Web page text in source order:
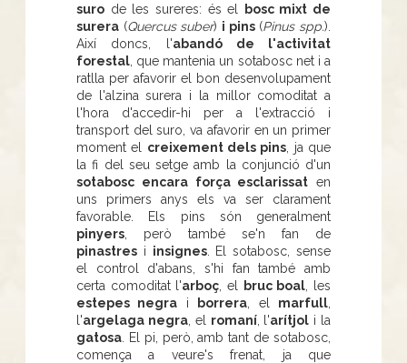
suro de les sureres: és el
bosc mixt de
surera (Quercus suber) i pins(Pinus spp.).
Així doncs, l'abandó de l'activitat
forestal , que mantenia un sotabosc net i a
ratlla per afavorir el bon desenvolupament
de l'alzina surera i la millor comoditat a
l'hora d'accedir-hi per a l'extracció i
transport del suro, va afavorir en un primer
moment el creixement dels pins , ja que
la fi del seu setge amb la conjunció d'un
sotabosc encara força esclarissat en
uns primers anys els va ser clarament
favorable. Els pins són generalment
pinyers , però també se'n fan de
pinastres i insignes. El sotabosc, sense
el control d'abans, s'hi fan també amb
certa comoditat l'arboç , el bruc boal , les
estepes negra i borrera , el marfull
l'argelaga negra, el romaní, l'arítjol i la
gatosa . El pi, però, amb tant de sotabosc,
comença a veure's frenat, ja que